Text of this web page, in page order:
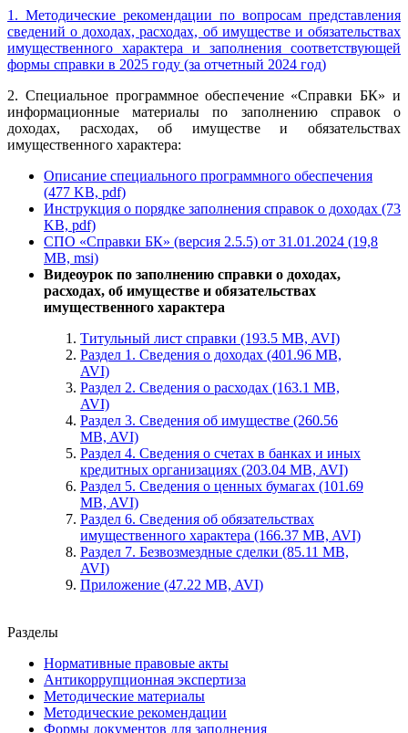
1. Методические рекомендации по вопросам представления
сведений о доходах, расходах, об имуществе и обязательствах
имущественного характера и заполнения соответствующей
формы справки в 2025 году (за отчетный 2024 год)
2. Специальное программное обеспечение «Справки БК» и
информационные материалы по заполнению справок о
доходах, расходах, об имуществе и обязательствах
имущественного характера:
Описание специального программного обеспечения
(477 KB, pdf)
Инструкция о порядке заполнения справок о доходах (73
KB, pdf)
СПО «Справки БК» (версия 2.5.5) от 31.01.2024 (19,8
MB, msi)
Видеоурок по заполнению справки о доходах,
расходах, об имуществе и обязательствах
имущественного характера
Титульный лист справки (193.5 MB, AVI)
Раздел 1. Сведения о доходах (401.96 MB,
AVI)
Раздел 2. Сведения о расходах (163.1 MB,
AVI)
Раздел 3. Сведения об имуществе (260.56
MB, AVI)
Раздел 4. Сведения о счетах в банках и иных
кредитных организациях (203.04 MB, AVI)
Раздел 5. Сведения о ценных бумагах (101.69
MB, AVI)
Раздел 6. Сведения об обязательствах
имущественного характера (166.37 MB, AVI)
Раздел 7. Безвозмездные сделки (85.11 MB,
AVI)
Приложение (47.22 MB, AVI)
Разделы
Нормативные правовые акты
Антикоррупционная экспертиза
Методические материалы
Методические рекомендации
Формы документов для заполнения